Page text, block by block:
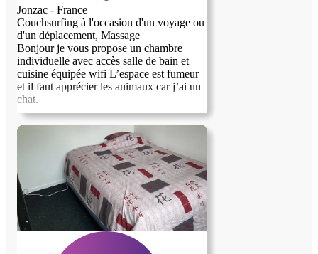
Jonzac - France
Couchsurfing à l'occasion d'un voyage ou
d'un déplacement, Massage
Bonjour je vous propose un chambre
individuelle avec accès salle de bain et
cuisine équipée wifi L’espace est fumeur
et il faut apprécier les animaux car j’ai un
chat.